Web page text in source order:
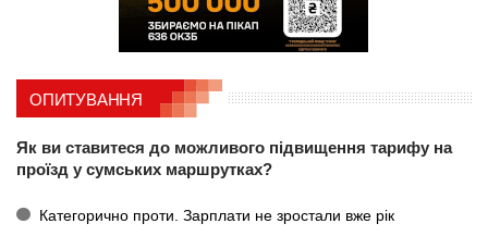
ОПИТУВАННЯ
Як ви ставитеся до можливого підвищення тарифу на
проїзд у сумських маршрутках?
Категорично проти. Зарплати не зростали вже рік